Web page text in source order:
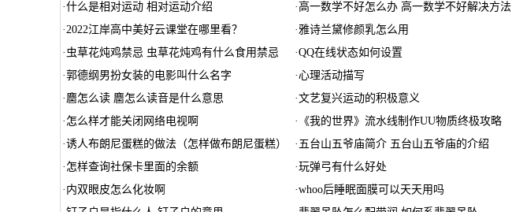
·什么是相对运动 相对运动介绍 · 高一数学不好怎么办 高一数学不好解决方法
·2022江岸高中美好云课堂在哪里看？ ·雅诗兰黛修颜乳怎么用
· 虫草花炖鸡禁忌 虫草花炖鸡有什么食用禁忌 ·QQ在线状态如何设置
·郭德纲男扮女装的电影叫什么名字 ·心理活动描写
· 麕怎么读 麕怎么读音是什么意思 ·文艺复兴运动的积极意义
· 怎么样才能关闭网络电视啊 · 《我的世界》流水线制作UU物质终极攻略
·诱人布朗尼蛋糕的做法（怎样做布朗尼蛋糕） · 五台山五爷庙简介 五台山五爷庙的介绍
· 怎样查询社保卡里面的余额 ·玩弹弓有什么好处
· 内双眼皮怎么化妆啊 ·whoo后睡眠面膜可以天天用吗